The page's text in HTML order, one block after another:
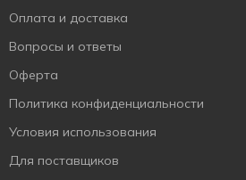
Оплата и доставка
Вопросы и ответы
Оферта
Политика конфиденциальности
Условия использования
Для поставщиков